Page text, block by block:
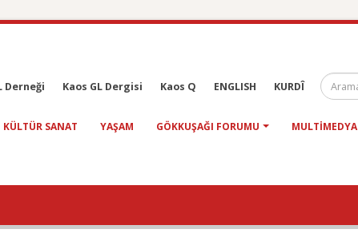
Derneği Kaos GL Dergisi Kaos Q ENGLISH KURDÎ
KÜLTÜR SANAT YAŞAM GÖKKUŞAĞI FORUMU MULTIMEDYA